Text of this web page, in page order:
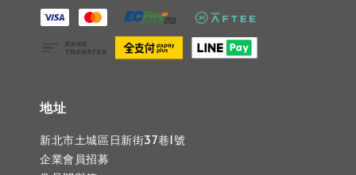
地址
新北市土城區日新街37巷1號
企業會員招募